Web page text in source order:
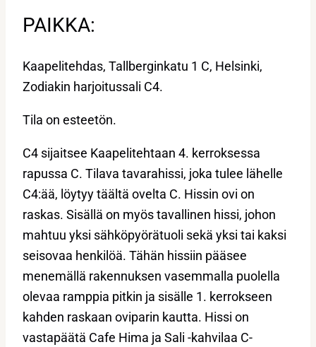
PAIKKA:
Kaapelitehdas, Tallberginkatu 1 C, Helsinki,
Zodiakin harjoitussali C4.
Tila on esteetön.
C4 sijaitsee Kaapelitehtaan 4. kerroksessa
rapussa C. Tilava tavarahissi, joka tulee lähelle
C4:ää, löytyy täältä ovelta C. Hissin ovi on
raskas. Sisällä on myös tavallinen hissi, johon
mahtuu yksi sähköpyörätuoli sekä yksi tai kaksi
seisovaa henkilöä. Tähän hissiin pääsee
menemällä rakennuksen vasemmalla puolella
olevaa ramppia pitkin ja sisälle 1. kerrokseen
kahden raskaan oviparin kautta. Hissi on
vastapäätä Cafe Hima ja Sali -kahvilaa C-